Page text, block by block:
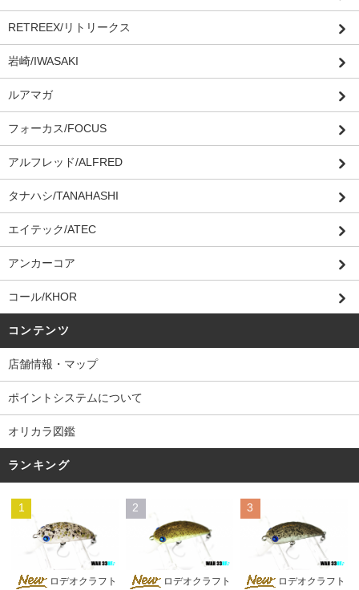
RETREEX/リトリークス
岩崎/IWASAKI
ルアマガ
フォーカス/FOCUS
アルフレッド/ALFRED
タナハシ/TANAHASHI
エイテック/ATEC
アンカーコア
コール/KHOR
コンテンツ
店舗情報・マップ
ポイントシステムについて
オリカラ図鑑
ランキング
1
ロデオクラフト
2
ロデオクラフト
3
ロデオクラフト